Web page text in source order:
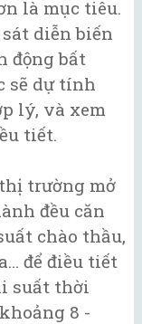
là mục tiêu.
diễn biến
động bất
sẽ dự tính
lý, và xem
tiết.
trường mở
đều căn
chào thầu,
để điều tiết
suất thời
8 -